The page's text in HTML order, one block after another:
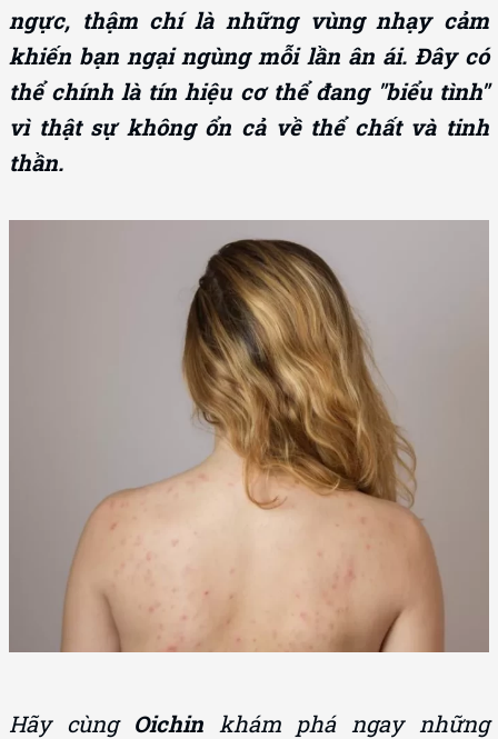
ngực, thậm chí là những vùng nhạy cảm
khiến bạn ngại ngùng mỗi lần ân ái. Đây có
thể chính là tín hiệu cơ thể đang "biểu tình"
vì thật sự không ổn cả về thể chất và tinh
thần.
Hãy cùng Oichinkhám phá ngay những